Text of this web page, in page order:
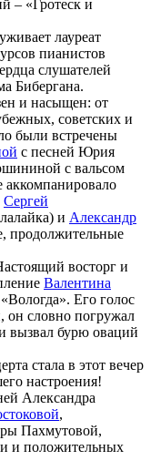
– «Гротеск и
лауреат
пианистов
слушателей
Бибергана.
и насыщен: от
советских и
были встречены
с песней Юрия
с вальсом
Сергей
и Александр
продолжительные
восторг и
Валентина
Его голос
он словно погружал
вызвал бурю оваций
стала в этот вечер
настроения!
Александра
,
Пахмутовой,
и положительных